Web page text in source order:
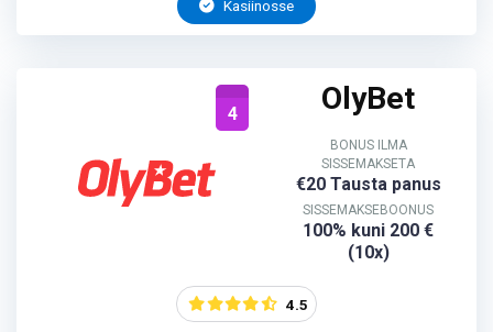
Kasiinosse
4 OlyBet
BONUS ILMA
SISSEMAKSETA
€20 Tausta panus
SISSEMAKSEBOONUS
100% kuni 200 €
(10x)
4.5